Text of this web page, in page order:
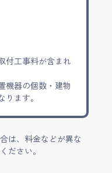
付工事料が含まれ
機器の個数・建物
ます。
は、料金などが異な
ださい。